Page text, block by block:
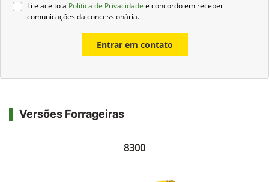
Li e aceito a Política de Privacidade e concordo em receber
comunicações da concessionária.
Entrar em contato
Versões Forrageiras
8300